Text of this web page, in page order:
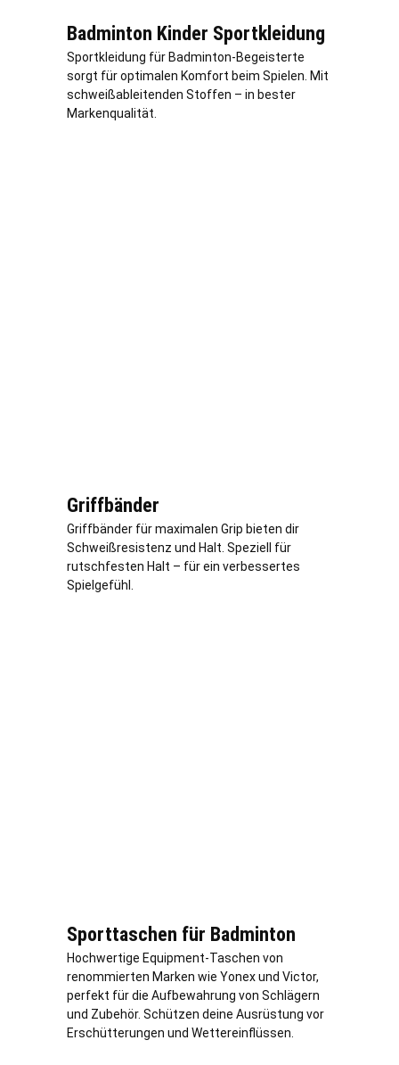
Badminton Kinder Sportkleidung
Sportkleidung für Badminton-Begeisterte
sorgt für optimalen Komfort beim Spielen. Mit
schweißableitenden Stoffen – in bester
Markenqualität.
Griffbänder
Griffbänder für maximalen Grip bieten dir
Schweißresistenz und Halt. Speziell für
rutschfesten Halt – für ein verbessertes
Spielgefühl.
Sporttaschen für Badminton
Hochwertige Equipment-Taschen von
renommierten Marken wie Yonex und Victor,
perfekt für die Aufbewahrung von Schlägern
und Zubehör. Schützen deine Ausrüstung vor
Erschütterungen und Wettereinflüssen.